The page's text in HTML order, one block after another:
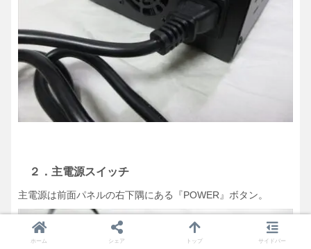
２．主電源スイッチ
主電源は前面パネルの右下隅にある『POWER』ボタン。
ホーム シェア トップ サイドバー